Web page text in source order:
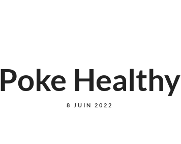
Poke Healthy
8 JUIN 2022